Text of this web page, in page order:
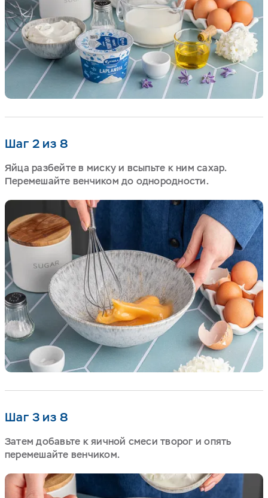
Шаг 2 из 8
Яйца разбейте в миску и всыпьте к ним сахар.
Перемешайте венчиком до однородности.
Шаг 3 из 8
Затем добавьте к яичной смеси творог и опять
перемешайте венчиком.